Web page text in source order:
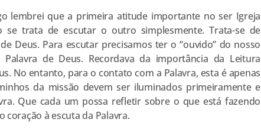
lembrei que a primeira atitude importante no ser Igreja
se trata de escutar o outro simplesmente. Trata-se de
Deus. Para escutar precisamos ter o “ouvido” do nosso
de Deus. Recordava da importância da Leitura
No entanto, para o contato com a Palavra, esta é apenas
da missão devem ser iluminados primeiramente e
Que cada um possa refletir sobre o que está fazendo
coração à escuta da Palavra.